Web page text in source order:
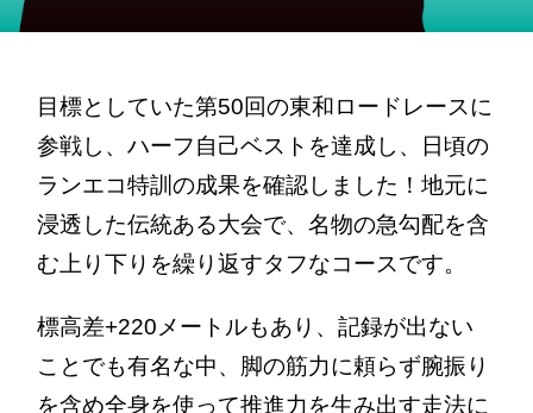
目標としていた第50回の東和ロードレースに
参戦し、ハーフ自己ベストを達成し、日頃の
ランエコ特訓の成果を確認しました！地元に
浸透した伝統ある大会で、名物の急勾配を含
む上り下りを繰り返すタフなコースです。
標高差+220メートルもあり、記録が出ない
ことでも有名な中、脚の筋力に頼らず腕振り
を含め全身を使って推進力を生み出す走法に